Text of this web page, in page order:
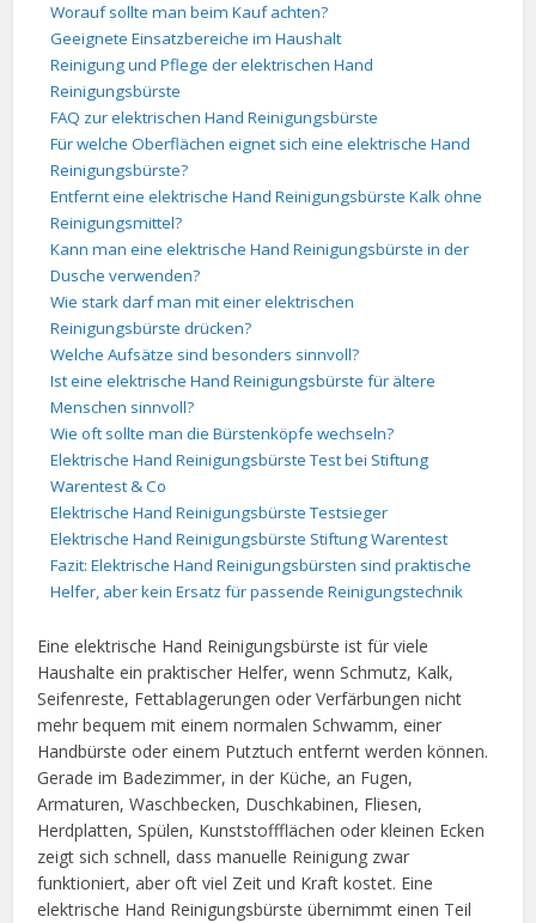
Worauf sollte man beim Kauf achten?
Geeignete Einsatzbereiche im Haushalt
Reinigung und Pflege der elektrischen Hand
Reinigungsbürste
FAQ zur elektrischen Hand Reinigungsbürste
Für welche Oberflächen eignet sich eine elektrische Hand
Reinigungsbürste?
Entfernt eine elektrische Hand Reinigungsbürste Kalk ohne
Reinigungsmittel?
Kann man eine elektrische Hand Reinigungsbürste in der
Dusche verwenden?
Wie stark darf man mit einer elektrischen
Reinigungsbürste drücken?
Welche Aufsätze sind besonders sinnvoll?
Ist eine elektrische Hand Reinigungsbürste für ältere
Menschen sinnvoll?
Wie oft sollte man die Bürstenköpfe wechseln?
Elektrische Hand Reinigungsbürste Test bei Stiftung
Warentest & Co
Elektrische Hand Reinigungsbürste Testsieger
Elektrische Hand Reinigungsbürste Stiftung Warentest
Fazit: Elektrische Hand Reinigungsbürsten sind praktische
Helfer, aber kein Ersatz für passende Reinigungstechnik
Eine elektrische Hand Reinigungsbürste ist für viele
Haushalte ein praktischer Helfer, wenn Schmutz, Kalk,
Seifenreste, Fettablagerungen oder Verfärbungen nicht
mehr bequem mit einem normalen Schwamm, einer
Handbürste oder einem Putztuch entfernt werden können.
Gerade im Badezimmer, in der Küche, an Fugen,
Armaturen, Waschbecken, Duschkabinen, Fliesen,
Herdplatten, Spülen, Kunststoffflächen oder kleinen Ecken
zeigt sich schnell, dass manuelle Reinigung zwar
funktioniert, aber oft viel Zeit und Kraft kostet. Eine
elektrische Hand Reinigungsbürste übernimmt einen Teil